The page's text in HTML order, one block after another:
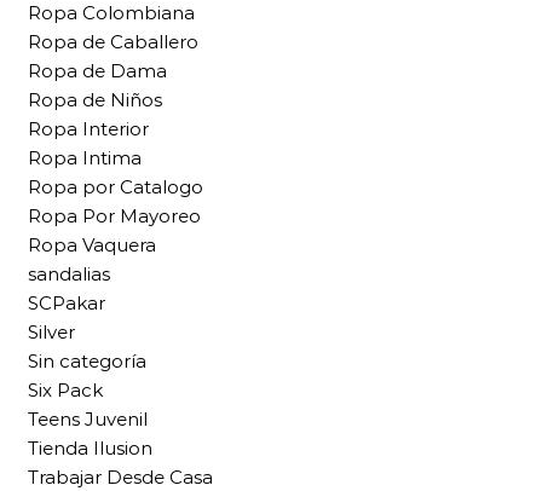
Ropa Colombiana
Ropa de Caballero
Ropa de Dama
Ropa de Niños
Ropa Interior
Ropa Intima
Ropa por Catalogo
Ropa Por Mayoreo
Ropa Vaquera
sandalias
SCPakar
Silver
Sin categoría
Six Pack
Teens Juvenil
Tienda Ilusion
Trabajar Desde Casa